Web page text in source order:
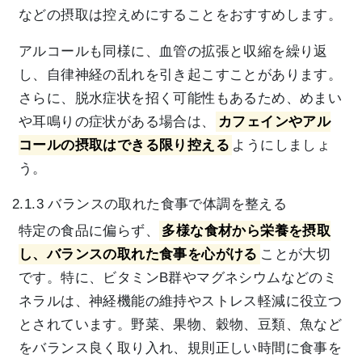
などの摂取は控えめにすることをおすすめします。
アルコールも同様に、血管の拡張と収縮を繰り返
し、自律神経の乱れを引き起こすことがあります。
さらに、脱水症状を招く可能性もあるため、めまい
や耳鳴りの症状がある場合は、
カフェインやアル
コールの摂取はできる限り控える ようにしましょ
う。
2.1.3 バランスの取れた食事で体調を整える
特定の食品に偏らず、
多様な食材から栄養を摂取
し、バランスの取れた食事を心がける ことが大切
です。特に、ビタミンB群やマグネシウムなどのミ
ネラルは、神経機能の維持やストレス軽減に役立つ
とされています。野菜、果物、穀物、豆類、魚など
をバランス良く取り入れ、規則正しい時間に食事を